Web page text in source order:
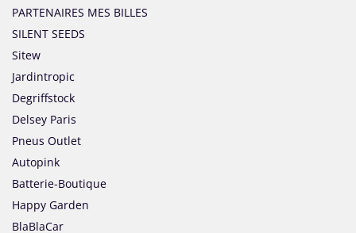
PARTENAIRES MES BILLES
SILENT SEEDS
Sitew
Jardintropic
Degriffstock
Delsey Paris
Pneus Outlet
Autopink
Batterie-Boutique
Happy Garden
BlaBlaCar